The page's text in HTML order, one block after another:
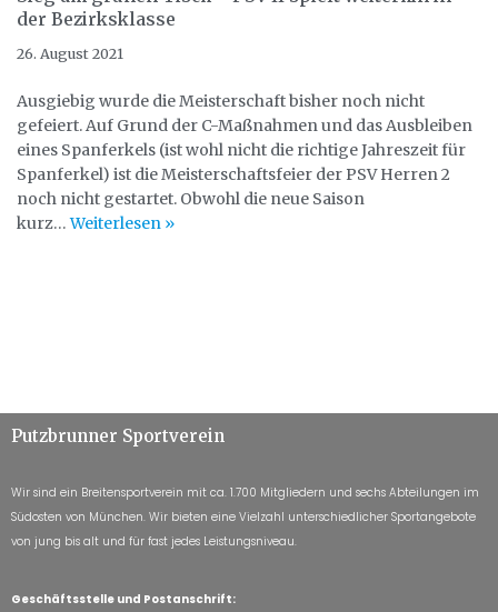
der Bezirksklasse
26. August 2021
Ausgiebig wurde die Meisterschaft bisher noch nicht
gefeiert. Auf Grund der C-Maßnahmen und das Ausbleiben
eines Spanferkels (ist wohl nicht die richtige Jahreszeit für
Spanferkel) ist die Meisterschaftsfeier der PSV Herren 2
noch nicht gestartet. Obwohl die neue Saison
kurz…Weiterlesen »
Putzbrunner Sportverein
Wir sind ein Breitensportverein mit ca. 1.700 Mitgliedern und sechs Abteilungen im
Südosten von München. Wir bieten eine Vielzahl unterschiedlicher Sportangebote
von jung bis alt und für fast jedes Leistungsniveau.
Geschäftsstelle und Postanschrift: